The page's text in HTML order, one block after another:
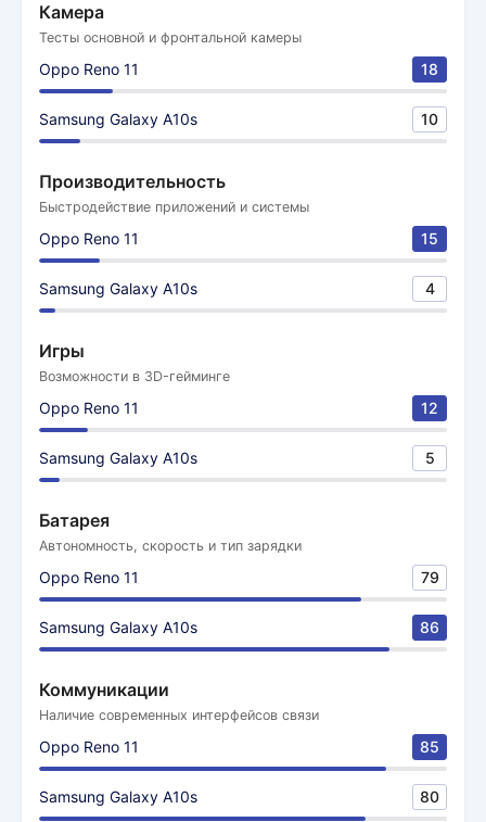
Камера
Тесты основной и фронтальной камеры
Oppo Reno 11 18
Samsung Galaxy A10s 10
Производительность
Быстродействие приложений и системы
Oppo Reno 11 15
Samsung Galaxy A10s 4
Игры
Возможности в 3D-гейминге
Oppo Reno 11 12
Samsung Galaxy A10s 5
Батарея
Автономность, скорость и тип зарядки
Oppo Reno 11 79
Samsung Galaxy A10s 86
Коммуникации
Наличие современных интерфейсов связи
Oppo Reno 11 85
Samsung Galaxy A10s 80